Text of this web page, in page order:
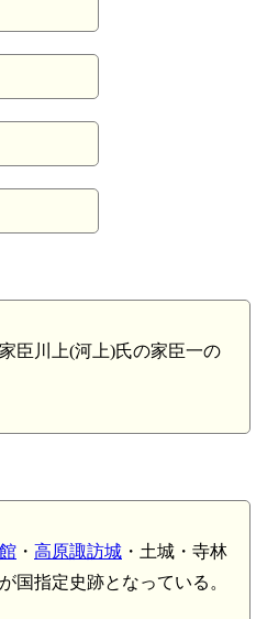
臣川上(河上)氏の家臣一の
・ 高原諏訪城 ・土城・寺林
が国指定史跡となっている。